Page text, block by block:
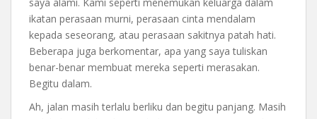
ikatan perasaan murni, perasaan cinta mendalam
kepada seseorang, atau perasaan sakitnya patah hati.
Beberapa juga berkomentar, apa yang saya tuliskan
benar-benar membuat mereka seperti merasakan.
Begitu dalam.
Ah, jalan masih terlalu berliku dan begitu panjang. Masih